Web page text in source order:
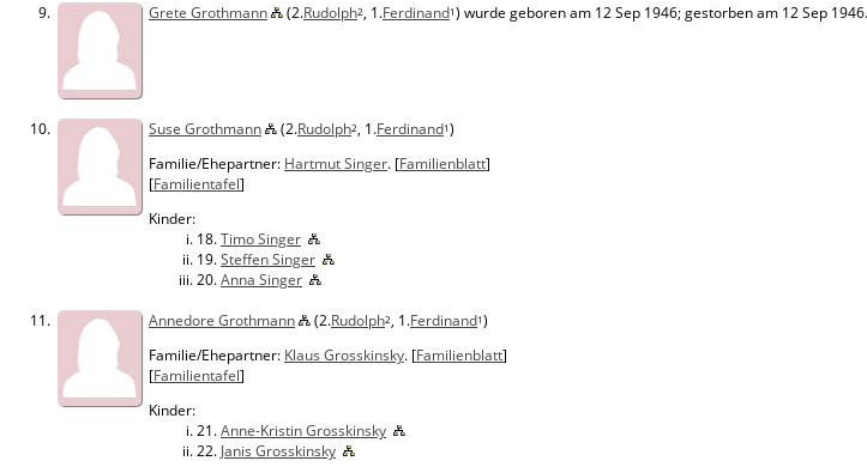
9.
Grete Grothmann (2.Rudolph2, 1.Ferdinand1) wurde geboren am 12 Sep 1946; gestorben am 12 Sep 1946.
10. Suse Grothmann (2.Rudolph2, 1.Ferdinand1)
Familie/Ehepartner: Hartmut Singer. [Familienblatt]
[Familientafel]
Kinder:
18.Timo Singer
19.Steffen Singer
20.Anna Singer
11.
Annedore Grothmann (2.Rudolph2, 1.Ferdinand1)
Familie/Ehepartner: Klaus Grosskinsky. [Familienblatt]
[Familientafel]
Kinder:
21.Anne-Kristin Grosskinsky
22. Janis Grosskinsky